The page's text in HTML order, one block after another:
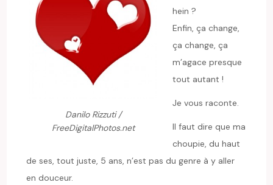
Danilo Rizzuti /
FreeDigitalPhotos.net
hein ?
Enfin, ça change,
ça change, ça
m’agace presque
tout autant !
Je vous raconte.
Il faut dire que ma
choupie, du haut
de ses, tout juste, 5 ans, n’est pas du genre à y aller
en douceur.